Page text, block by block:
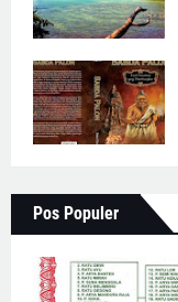
Pos Populer